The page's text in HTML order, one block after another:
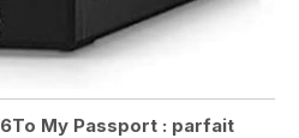
My Passport : parfait